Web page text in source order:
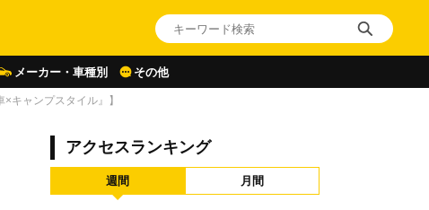
メーカー・車種別 その他
キャンプスタイル』】
アクセスランキング
週間 月間